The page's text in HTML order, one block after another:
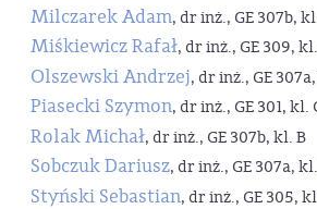
Milczarek Adam, dr inż., GE 307b,
Miśkiewicz Rafał, dr inż., GE 309,
Olszewski Andrzej, dr inż., GE
Piasecki Szymon, dr inż., GE 301, kl.
Rolak Michał, dr inż., GE 307b, kl. B
Sobczuk Dariusz, dr inż., GE 307a,
Styński Sebastian, dr inż., GE 305,